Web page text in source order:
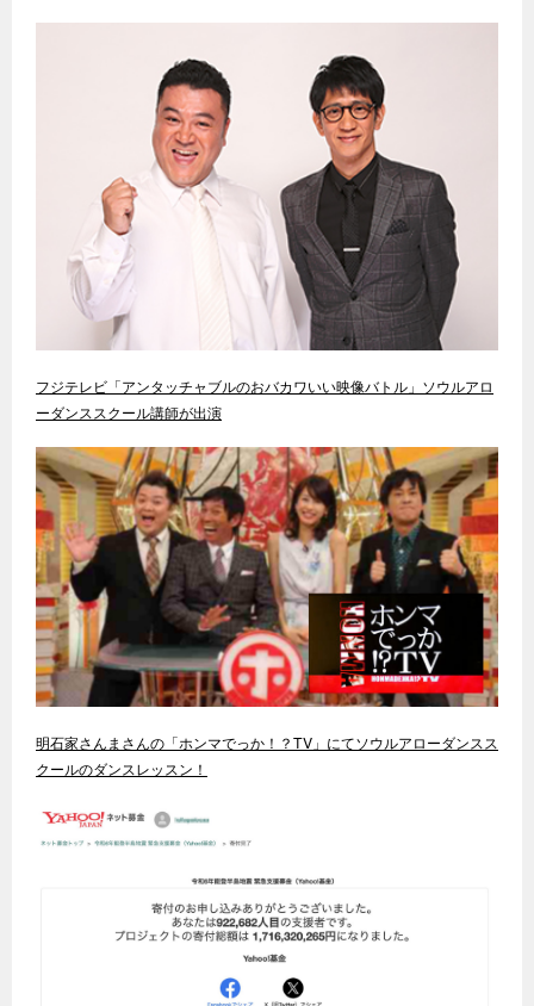
フジテレビ「アンタッチャブルのおバカワいい映像バトル」ソウルアロ
ーダンススクール講師が出演
明石家さんまさんの「ホンマでっか！？TV」にてソウルアローダンスス
クールのダンスレッスン！